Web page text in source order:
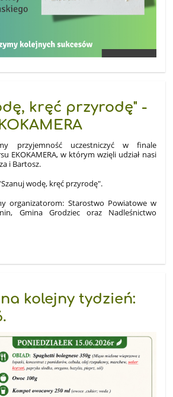
kręć przyrodę" -
przyjemność uczestniczyć w finale
EKOKAMERA, w którym wzięli udział nasi
i Bartosz.
wodę, kręć przyrodę".
organizatorom: Starostwo Powiatowe w
Gmina Grodziec oraz Nadleśnictwo
kolejny tydzień: